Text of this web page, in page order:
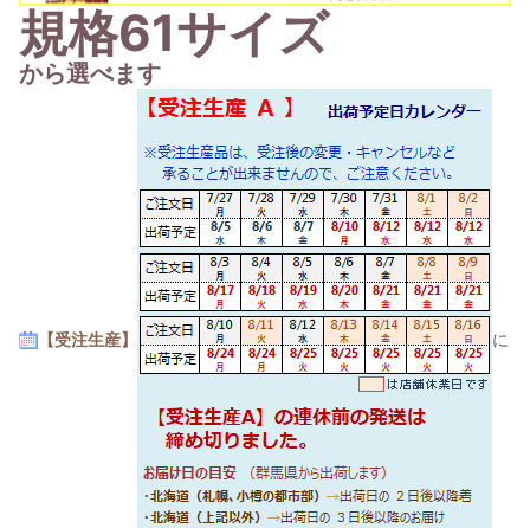
規格61サイズ
から選べます
【受注生産】 に